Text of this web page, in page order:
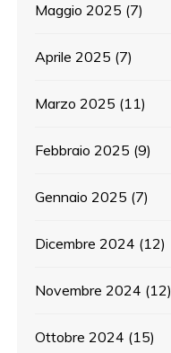
Maggio 2025 (7)
Aprile 2025 (7)
Marzo 2025 (11)
Febbraio 2025 (9)
Gennaio 2025 (7)
Dicembre 2024 (12)
Novembre 2024 (12)
Ottobre 2024 (15)